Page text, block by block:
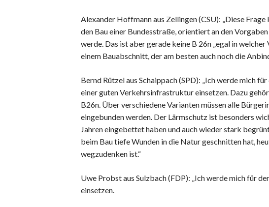
Alexander Hoffmann aus Zellingen (CSU): „Diese
den Bau einer Bundesstraße, orientiert an den
werde. Das ist aber gerade keine B 26n „egal in
einem Bauabschnitt, der am besten auch noch die
Bernd Rützel aus Schaippach (SPD): „Ich werde mich
einer guten Verkehrsinfrastruktur einsetzen. Dazu
B26n. Über verschiedene Varianten müssen alle
eingebunden werden. Der Lärmschutz ist besonders
Jahren eingebettet haben und auch wieder stark
beim Bau tiefe Wunden in die Natur geschnitten hat,
wegzudenken ist.“
Uwe Probst aus Sulzbach (FDP): „Ich werde mich für
einsetzen.